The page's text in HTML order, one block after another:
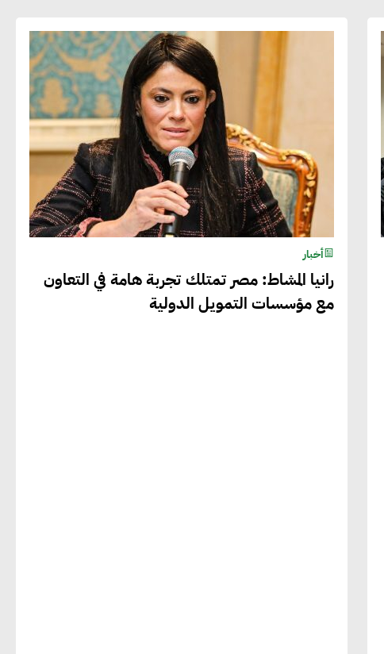
أخبار
رانيا المشاط: مصر تمتلك تجربة هامة في التعاون
مع مؤسسات التمويل الدولية